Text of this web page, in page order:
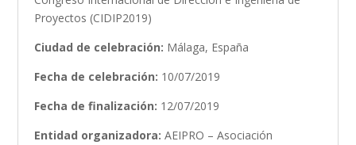
Proyectos (CIDIP2019)
Ciudad de celebración: Málaga, España
Fecha de celebración: 10/07/2019
Fecha de finalización: 12/07/2019
Entidad organizadora: AEIPRO – Asociación